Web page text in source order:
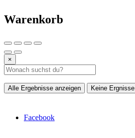
Warenkorb
×
Alle Ergebnisse anzeigen Keine Ergnisse
Facebook